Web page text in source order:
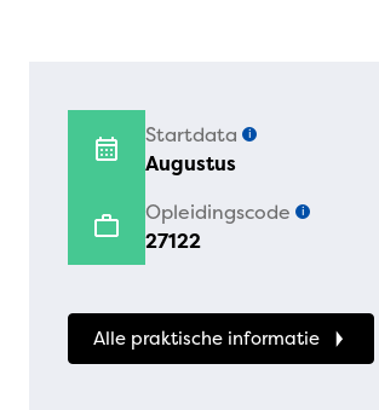
Startdata i
Augustus
Opleidingscode
i
27122
Alle praktische informatie